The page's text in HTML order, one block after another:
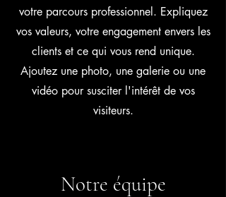
votre parcours professionnel. Expliquez
vos valeurs, votre engagement envers les
clients et ce qui vous rend unique.
Ajoutez une photo, une galerie ou une
vidéo pour susciter l'intérêt de vos
visiteurs.
Notre équipe